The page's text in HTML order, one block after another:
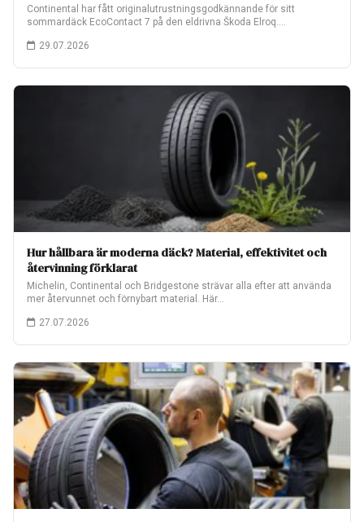
Continental har fått originalutrustningsgodkännande för sitt
sommardäck EcoContact 7 på den eldrivna Škoda Elroq.
29.07.2026
Hur hållbara är moderna däck? Material, effektivitet och
återvinning förklarat
Michelin, Continental och Bridgestone strävar alla efter att använda
mer återvunnet och förnybart material. Här…
27.07.2026